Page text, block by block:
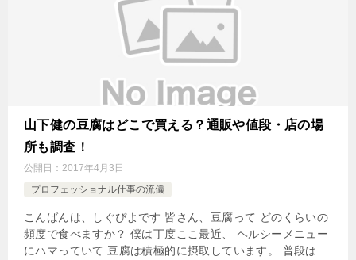
山下健の豆腐はどこで買える？通販や値段・店の場
所も調査！
公開日： 2017年4月3日
プロフェッショナル仕事の流儀
こんばんは、しぐぴよです 皆さん、豆腐って どのくらいの
頻度で食べますか？ 僕は丁度ここ最近、 ヘルシーメニュー
にハマっていて 豆腐は積極的に摂取しています。 普段は